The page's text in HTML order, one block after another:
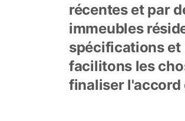
récentes et par
immeubles
spécifications et
facilitons les
finaliser l'accord